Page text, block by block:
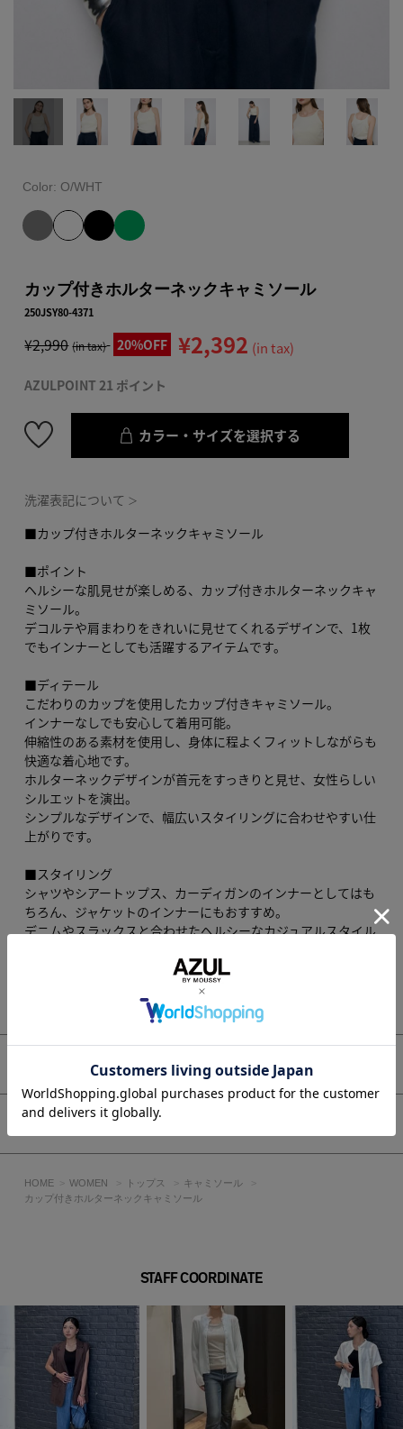
Color: O/WHT
カップ付きホルターネックキャミソール
250JSY80-4371
¥2,990 (in tax) 20%OFF ¥2,392 (in tax)
AZULPOINT 21 ポイント
カラー・サイズを選択する
洗濯表記について ＞
■カップ付きホルターネックキャミソール
■ポイント
ヘルシーな肌見せが楽しめる、カップ付きホルターネックキャ
ミソール。
デコルテや肩まわりをきれいに見せてくれるデザインで、1枚
でもインナーとしても活躍するアイテムです。
■ディテール
こだわりのカップを使用したカップ付きキャミソール。
インナーなしでも安心して着用可能。
伸縮性のある素材を使用し、身体に程よくフィットしながらも
快適な着心地です。
ホルターネックデザインが首元をすっきりと見せ、女性らしい
シルエットを演出。
シンプルなデザインで、幅広いスタイリングに合わせやすい仕
上がりです。
■スタイリング
シャツやシアートップス、カーディガンのインナーとしてはも
ちろん、ジャケットのインナーにもおすすめ。
デニムやスラックスと合わせたヘルシーなカジュアルスタイル
シーズンを問わず活躍する、ワードローブに取り入れたい1枚
裏側がフラットでキレイな表面感に仕上げた細ピッチの針抜き
裏地も滑らかで、着用時に肌心地の良い生地を使用していま
す。
透け感：なし
裏 地：あり
伸縮性：あり
光沢感：なし
異なる場合があります。
※画像の商品は光の照射や角度、お使いのモニター環境によ
り、実物と色味が異なる場合がございます。
※着用、お取り扱いの際は、アテンションタグをご確認くださ
い。
もっと見る
アイテムサイズ
HOME WOMEN トップス
キャミソール
カップ付きホルターネックキャミソール
STAFF COORDINATE